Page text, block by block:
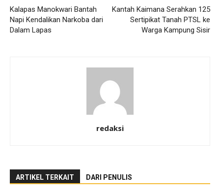
Kalapas Manokwari Bantah
Napi Kendalikan Narkoba dari
Dalam Lapas
Kantah Kaimana Serahkan 125
Sertipikat Tanah PTSL ke
Warga Kampung Sisir
redaksi
ARTIKEL TERKAIT DARI PENULIS